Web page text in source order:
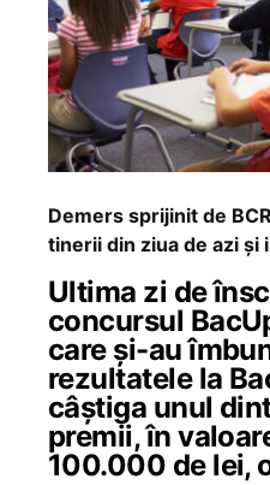
Demers sprijinit de
tinerii din ziua de azi și
Ultima zi de
concursul
care și-au
rezultatele la
câștiga unul
premii, în
100.000 de lei,